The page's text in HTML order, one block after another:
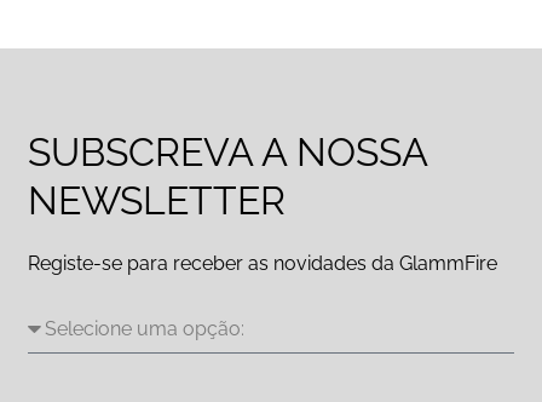
SUBSCREVA A NOSSA
NEWSLETTER
Registe-se para receber as novidades da GlammFire